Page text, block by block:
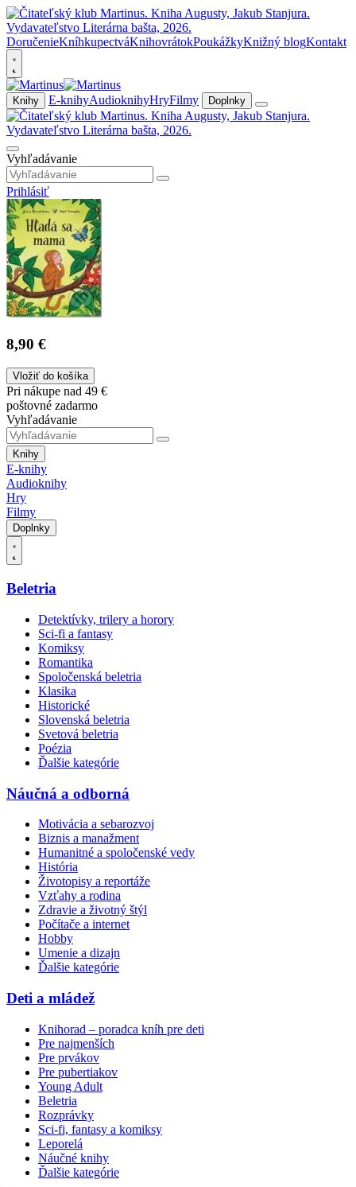
DoručenieKníhkupectváKnihovrátokPoukážkyKnižný blogKontakt
Knihy E-knihyAudioknihyHryFilmy Doplnky
Vyhľadávanie
Prihlásiť
8,90 €
Vložiť do košíka
Pri nákupe nad 49 €
poštovné zadarmo
Vyhľadávanie
Knihy
E-knihy
Audioknihy
Hry
Filmy
Doplnky
Beletria
Detektívky, trilery a horory
Sci-fi a fantasy
Komiksy
Romantika
Spoločenská beletria
Klasika
Historické
Slovenská beletria
Svetová beletria
Poézia
Ďalšie kategórie
Náučná a odborná
Motivácia a sebarozvoj
Biznis a manažment
Humanitné a spoločenské vedy
História
Životopisy a reportáže
Vzťahy a rodina
Zdravie a životný štýl
Počítače a internet
Hobby
Umenie a dizajn
Ďalšie kategórie
Deti a mládež
Knihorad – poradca kníh pre deti
Pre najmenších
Pre prvákov
Pre pubertiakov
Young Adult
Beletria
Rozprávky
Sci-fi, fantasy a komiksy
Leporelá
Náučné knihy
Ďalšie kategórie